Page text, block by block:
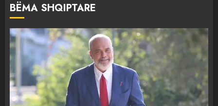
BËMA SHQIPTARE